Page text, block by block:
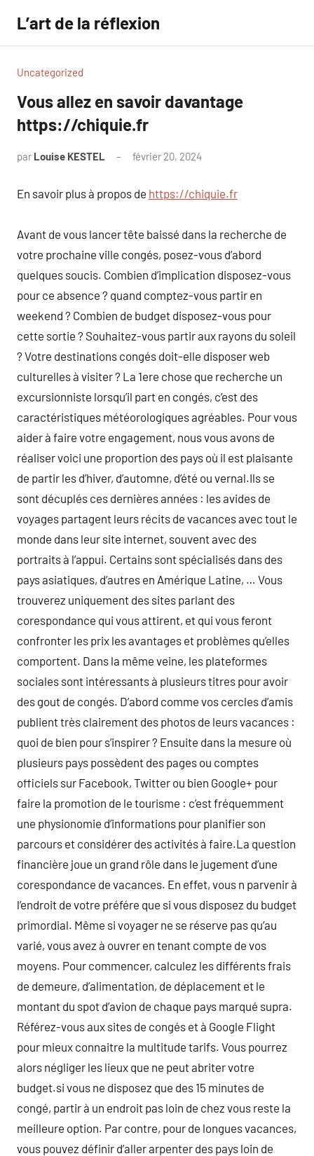
contenu
L’art de la réflexion
Uncategorized
Vous allez en savoir davantage
https://chiquie.fr
par Louise KESTEL février 20, 2024
En savoir plus à propos de https://chiquie.fr
Avant de vous lancer tête baissé dans la recherche de
votre prochaine ville congés, posez-vous d’abord
quelques soucis. Combien d’implication disposez-vous
pour ce absence ? quand comptez-vous partir en
weekend ? Combien de budget disposez-vous pour
cette sortie ? Souhaitez-vous partir aux rayons du soleil
? Votre destinations congés doit-elle disposer web
culturelles à visiter ? La 1ere chose que recherche un
excursionniste lorsqu’il part en congés, c’est des
caractéristiques météorologiques agréables. Pour vous
aider à faire votre engagement, nous vous avons de
réaliser voici une proportion des pays où il est plaisante
de partir les d’hiver, d’automne, d’été ou vernal.Ils se
sont décuplés ces dernières années : les avides de
voyages partagent leurs récits de vacances avec tout le
monde dans leur site internet, souvent avec des
portraits à l’appui. Certains sont spécialisés dans des
pays asiatiques, d’autres en Amérique Latine, … Vous
trouverez uniquement des sites parlant des
corespondance qui vous attirent, et qui vous feront
confronter les prix les avantages et problèmes qu’elles
comportent. Dans la même veine, les plateformes
sociales sont intéressants à plusieurs titres pour avoir
des gout de congés. D’abord comme vos cercles d’amis
publient très clairement des photos de leurs vacances :
quoi de bien pour s’inspirer ? Ensuite dans la mesure où
plusieurs pays possèdent des pages ou comptes
officiels sur Facebook, Twitter ou bien Google+ pour
faire la promotion de le tourisme : c’est fréquemment
une physionomie d’informations pour planifier son
parcours et considérer des activités à faire.La question
financière joue un grand rôle dans le jugement d’une
corespondance de vacances. En effet, vous n parvenir à
l’endroit de votre préfére que si vous disposez du budget
primordial. Même si voyager ne se réserve pas qu’au
varié, vous avez à ouvrer en tenant compte de vos
moyens. Pour commencer, calculez les différents frais
de demeure, d’alimentation, de déplacement et le
montant du spot d’avion de chaque pays marqué supra.
Référez-vous aux sites de congés et à Google Flight
pour mieux connaitre la multitude tarifs. Vous pourrez
alors négliger les lieux que ne peut abriter votre
budget.si vous ne disposez que des 15 minutes de
congé, partir à un endroit pas loin de chez vous reste la
meilleure option. Par contre, pour de longues vacances,
vous pouvez définir d’aller arpenter des pays loin de